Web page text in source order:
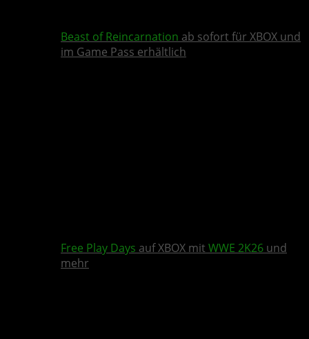
Beast of Reincarnation ab sofort für XBOX und
im Game Pass erhältlich
Free Play Days auf XBOX mit WWE 2K26 und
mehr